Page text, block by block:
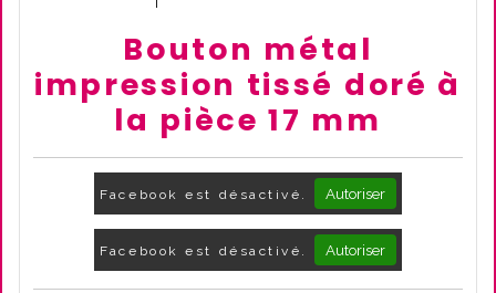
Bouton métal
impression tissé doré à
la pièce 17 mm
Facebook est désactivé. Autoriser
Facebook est désactivé. Autoriser